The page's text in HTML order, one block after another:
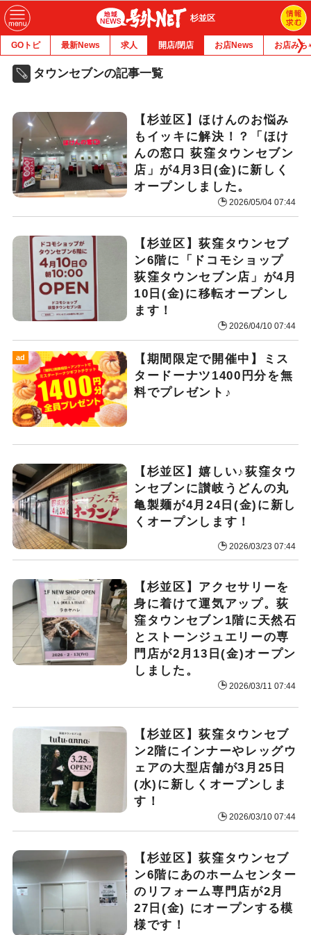
杉並区
GOトピ 最新News 求人 開店/閉店 お店News お店みち
タウンセブンの記事一覧
【杉並区】ほけんのお悩み
もイッキに解決！？「ほけ
んの窓口 荻窪タウンセブン
店」が4月3日(金)に新しく
オープンしました。
2026/05/04 07:44
【杉並区】荻窪タウンセブ
ン6階に「ドコモショップ
荻窪タウンセブン店」が4月
10日(金)に移転オープンし
ます！
2026/04/10 07:44
ad
【期間限定で開催中】ミス
タードーナツ1400円分を無
料でプレゼント♪
【杉並区】嬉しい♪荻窪タウ
ンセブンに讃岐うどんの丸
亀製麺が4月24日(金)に新し
くオープンします！
2026/03/23 07:44
【杉並区】アクセサリーを
身に着けて運気アップ。荻
窪タウンセブン1階に天然石
とストーンジュエリーの専
門店が2月13日(金)オープン
しました。
2026/03/11 07:44
【杉並区】荻窪タウンセブ
ン2階にインナーやレッグウ
ェアの大型店舗が3月25日
(水)に新しくオープンしま
す！
2026/03/10 07:44
【杉並区】荻窪タウンセブ
ン6階にあのホームセンター
のリフォーム専門店が2月
27日(金) にオープンする模
様です！